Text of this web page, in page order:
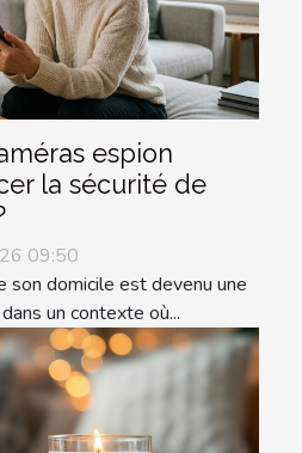
espion
la sécurité de
09:50
son domicile est devenu une
un contexte où...